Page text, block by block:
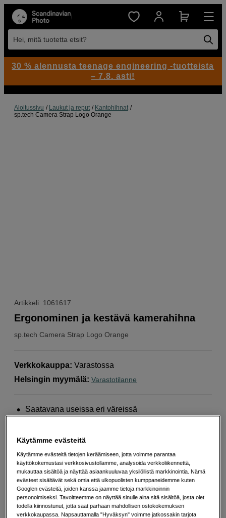
Hei, mitä tuotetta etsit?
Aloitussivu Laukut ja reput
Kantohihnat
sp.tech Camera Strap Logo Orange
Artikkeli: 1061617
sp.tech Camera Strap Logo Orange
Ergonominen ja kestävä kamerahihna
Verkkokauppa: Varastossa
Helsingin myymälä: Varastotilanne
Saatavana useissa eri väreissä
Sopii kaikkiin kameroihin
Lisää tietoa
Valitse Väri
30 % alennusta teenage engineering -tuotteista
– 7.8. asti!
Käytämme evästeitä
Käytämme evästeitä tietojen keräämiseen, jotta voimme parantaa
käyttökokemustasi verkkosivustollamme, analysoida verkkoliikennettä,
mukauttaa sisältöä ja näyttää asiaankuuluvaa yksilöllistä markkinointia. Nämä
evästeet sisältävät sekä omia että ulkopuolisten kumppaneidemme kuten
Googlen evästeitä, joiden kanssa jaamme tietoja markkinoinnin
personoimiseksi. Tavoitteemme on näyttää sinulle aina sitä sisältöä, josta olet
todella kiinnostunut, jotta saat parhaan mahdollisen ostokokemuksen
verkkokaupassa. Napsauttamalla "Hyväksyn" voimme jatkossakin tarjota